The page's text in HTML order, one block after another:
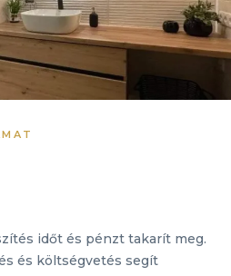
időt és pénzt takarít meg.
és költségvetés segít